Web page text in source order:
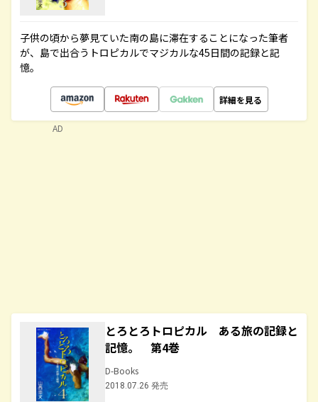
子供の頃から夢見ていた南の島に滞在することになった筆者
が、島で出合うトロピカルでマジカルな45日間の記録と記
憶。
詳細を見る
とろとろトロピカル ある旅の記録と
記憶。 第4巻
D-Books
2018.07.26 発売
AD